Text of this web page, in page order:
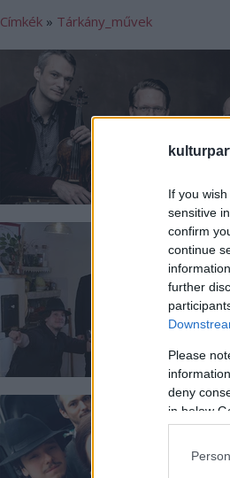
If you
sensitive
confirm
continue
further
Please
deny
in below
Címkék » Tárkány_művek